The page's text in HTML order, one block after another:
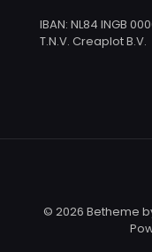
IBAN: NL84 INGB
T.N.V. Creaplot B.V.
© 2026 Betheme